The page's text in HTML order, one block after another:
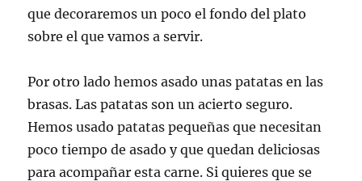
que decoraremos un poco el fondo del plato
sobre el que vamos a servir.
Por otro lado hemos asado unas patatas en las
brasas. Las patatas son un acierto seguro.
Hemos usado patatas pequeñas que necesitan
poco tiempo de asado y que quedan deliciosas
para acompañar esta carne. Si quieres que se